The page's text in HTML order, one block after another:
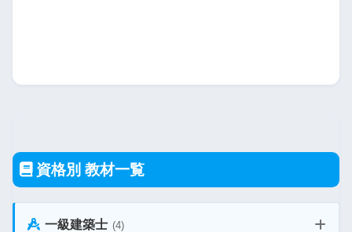
資格別 教材一覧
一級建築士 (4)